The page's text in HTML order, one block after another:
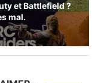
et Battlefield ?
mal.